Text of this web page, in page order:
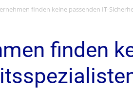
finden keine passenden IT-
finden